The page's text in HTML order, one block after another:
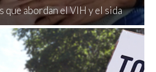
que abordan el VIH y el sida